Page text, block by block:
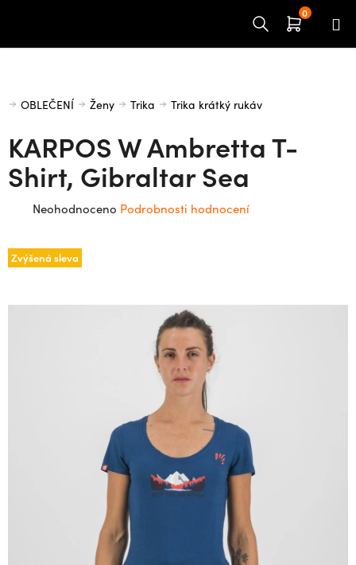
Domů
OBLEČENÍ Ženy Trika Trika krátký rukáv
KARPOS W Ambretta T-
Shirt, Gibraltar Sea
Průměrné
produktu
je
z
Neohodnoceno Podrobnosti hodnocení
Zvýšená sleva